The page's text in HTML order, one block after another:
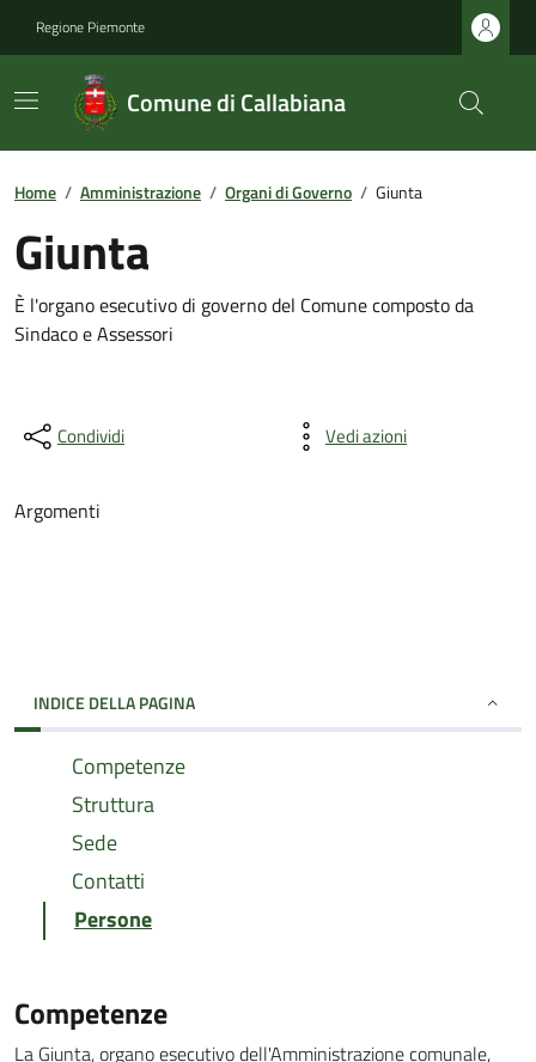
Regione Piemonte
Comune di Callabiana
Home / Amministrazione / Organi di Governo / Giunta
Giunta
È l'organo esecutivo di governo del Comune composto da
Sindaco e Assessori
Condividi Vedi azioni
Argomenti
INDICE DELLA PAGINA
Competenze
Struttura
Sede
Contatti
Persone
Competenze
La Giunta, organo esecutivo dell'Amministrazione comunale,